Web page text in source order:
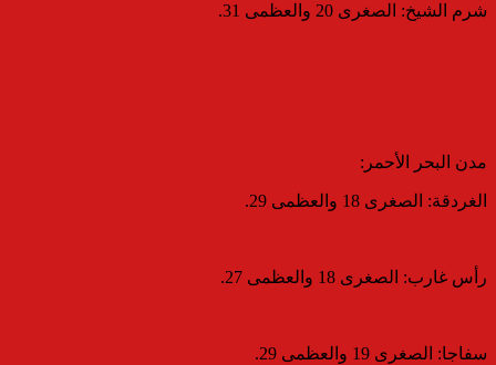
​شرم الشيخ: الصغرى 20 والعظمى 31.
​مدن البحر الأحمر:
​الغردقة: الصغرى 18 والعظمى 29.
​رأس غارب: الصغرى 18 والعظمى 27.
​سفاجا: الصغرى 19 والعظمى 29.